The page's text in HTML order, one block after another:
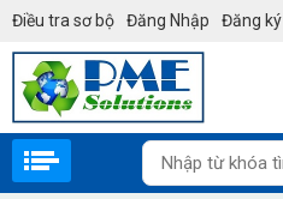
Điều tra sơ bộ Đăng Nhập Đăng ký